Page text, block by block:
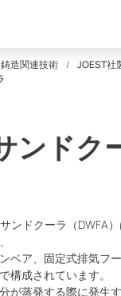
鋳造関連技術
JOEST社
ンドク
ンドクーラ（DWFA
ベア、固定式排気フ
構成されています。
が蒸発する際に発生